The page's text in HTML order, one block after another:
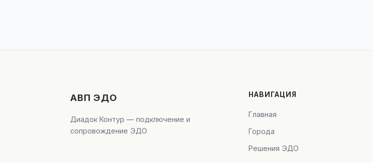
АВП ЭДО
Диадок Контур — подключение и
сопровождение ЭДО
НАВИГАЦИЯ
Главная
Города
Решения ЭДО